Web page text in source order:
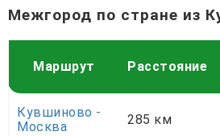
Межгород по стране из
Маршрут Расстояние
Кувшиново -
Москва
285 км